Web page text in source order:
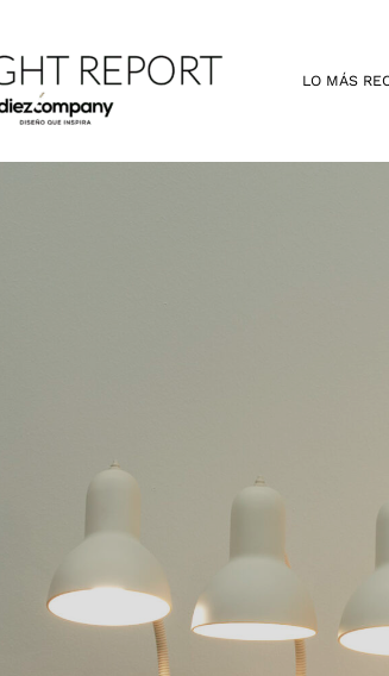
LO MÁS